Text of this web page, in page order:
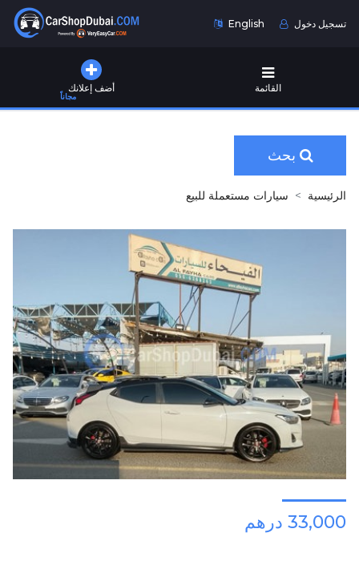
English تسجيل دخول
أضف إعلانك
مجاناً
القائمة
بحث
الرئيسية سيارات مستعملة للبيع
33,000 درهم